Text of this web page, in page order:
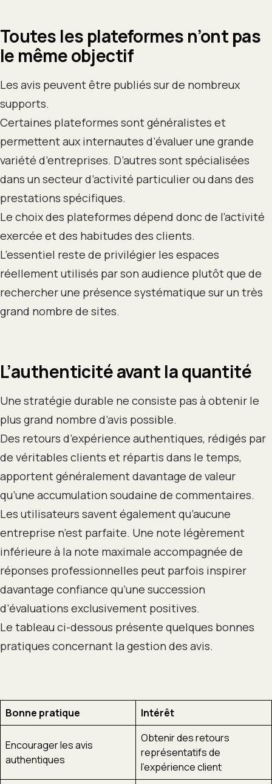
Toutes les plateformes n’ont pas
le même objectif
Les avis peuvent être publiés sur de nombreux
supports.
Certaines plateformes sont généralistes et
permettent aux internautes d’évaluer une grande
variété d’entreprises. D’autres sont spécialisées
dans un secteur d’activité particulier ou dans des
prestations spécifiques.
Le choix des plateformes dépend donc de l’activité
exercée et des habitudes des clients.
L’essentiel reste de privilégier les espaces
réellement utilisés par son audience plutôt que de
rechercher une présence systématique sur un très
grand nombre de sites.
L’authenticité avant la quantité
Une stratégie durable ne consiste pas à obtenir le
plus grand nombre d’avis possible.
Des retours d’expérience authentiques, rédigés par
de véritables clients et répartis dans le temps,
apportent généralement davantage de valeur
qu’une accumulation soudaine de commentaires.
Les utilisateurs savent également qu’aucune
entreprise n’est parfaite. Une note légèrement
inférieure à la note maximale accompagnée de
réponses professionnelles peut parfois inspirer
davantage confiance qu’une succession
d’évaluations exclusivement positives.
Le tableau ci-dessous présente quelques bonnes
pratiques concernant la gestion des avis.
Bonne pratique Intérêt
Encourager les avis
authentiques
Obtenir des retours
représentatifs de
l’expérience client